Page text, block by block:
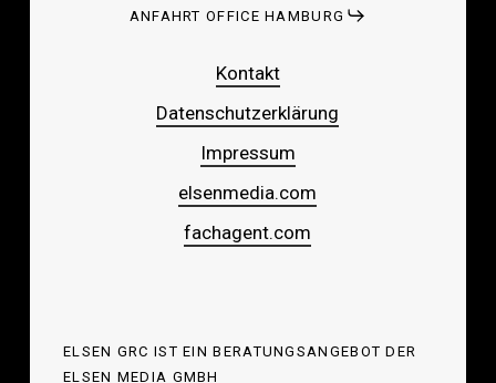
ANFAHRT OFFICE HAMBURG
Kontakt
Datenschutzerklärung
Impressum
elsenmedia.com
fachagent.com
ELSEN GRC IST EIN BERATUNGSANGEBOT DER
ELSEN MEDIA GMBH